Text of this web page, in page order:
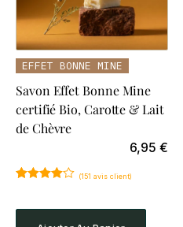
EFFET BONNE MINE
Savon Effet Bonne Mine
certifié Bio, Carotte & Lait
de Chèvre
6,95 €
basé sur
notations
(151 avis client)